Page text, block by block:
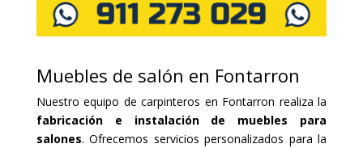
Muebles de salón en Fontarron
Nuestro equipo de carpinteros en Fontarron realiza la
fabricación e instalación de muebles para
salones. Ofrecemos servicios personalizados para la